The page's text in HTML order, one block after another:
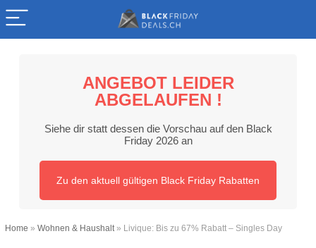
ANGEBOT LEIDER
ABGELAUFEN !
Siehe dir statt dessen die Vorschau auf den Black
Friday 2026 an
Zu den aktuell gültigen Black Friday Rabatten
Home » Wohnen & Haushalt» Livique: Bis zu 67% Rabatt – Singles Day